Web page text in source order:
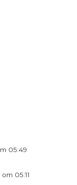
05:49
05:11